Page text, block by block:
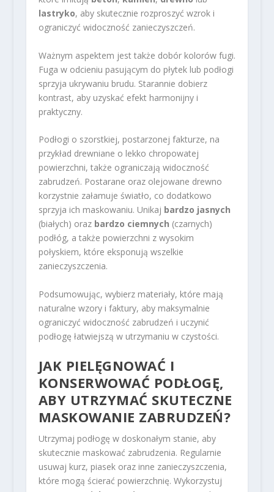
lastryko, aby skutecznie rozproszyć wzrok i
ograniczyć widoczność zanieczyszczeń.
Ważnym aspektem jest także dobór kolorów fugi.
Fuga w odcieniu pasującym do płytek lub podłogi
sprzyja ukrywaniu brudu. Starannie dobierz
kontrast, aby uzyskać efekt harmonijny i
praktyczny.
Podłogi o szorstkiej, postarzonej fakturze, na
przykład drewniane o lekko chropowatej
powierzchni, także ograniczają widoczność
zabrudzeń. Postarane oraz olejowane drewno
korzystnie załamuje światło, co dodatkowo
sprzyja ich maskowaniu. Unikaj bardzo jasnych
(białych) oraz bardzo ciemnych (czarnych)
podłóg, a także powierzchni z wysokim
połyskiem, które eksponują wszelkie
zanieczyszczenia.
Podsumowując, wybierz materiały, które mają
naturalne wzory i faktury, aby maksymalnie
ograniczyć widoczność zabrudzeń i uczynić
podłogę łatwiejszą w utrzymaniu w czystości.
JAK PIELĘGNOWAĆ I
KONSERWOWAĆ PODŁOGĘ,
ABY UTRZYMAĆ SKUTECZNE
MASKOWANIE ZABRUDZEŃ?
Utrzymaj podłogę w doskonałym stanie, aby
skutecznie maskować zabrudzenia. Regularnie
usuwaj kurz, piasek oraz inne zanieczyszczenia,
które mogą ścierać powierzchnię. Wykorzystuj